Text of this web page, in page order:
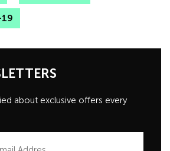
19
about exclusive offers every